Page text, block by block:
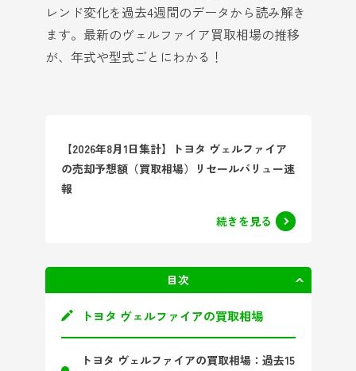
レンド変化を過去4週間のデータから読み解き
ます。最新のヴェルファイア買取相場の推移
が、年式や型式ごとにわかる！
【2026年8月1日集計】トヨタ ヴェルファイア
の売却予想額（買取相場）リセールバリュー速
報
続きを見る
目次 非表示
トヨタ ヴェルファイアの買取相場
トヨタ ヴェルファイアの買取相場：過去15